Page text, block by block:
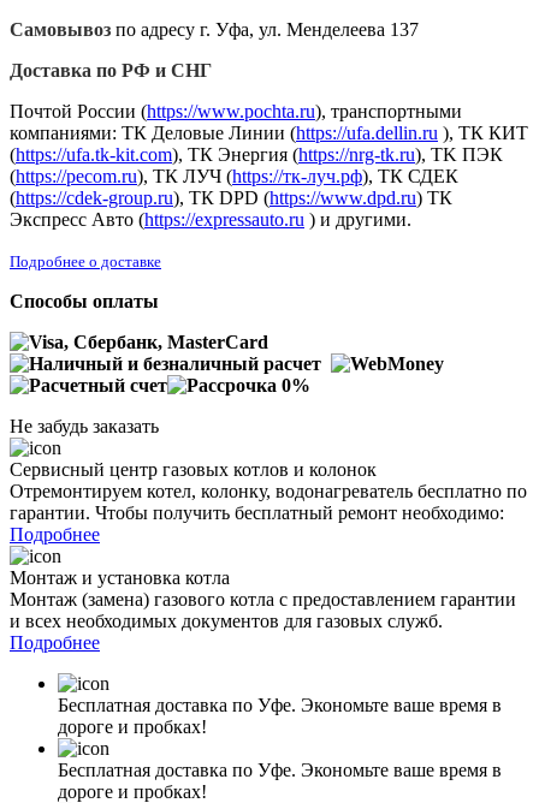
Самовывоз по адресу г. Уфа, ул. Менделеева 137
Доставка по РФ и СНГ
Почтой России (https://www.pochta.ru), транспортными
компаниями: ТК Деловые Линии (https://ufa.dellin.ru ), ТК КИТ
(https://ufa.tk-kit.com), ТК Энергия (https://nrg-tk.ru), ТK ПЭК
(https://pecom.ru), ТК ЛУЧ (https://тк-луч.рф), ТК СДЕК
(https://cdek-group.ru), ТК DPD (https://www.dpd.ru) ТК
Экспресс Авто (https://expressauto.ru ) и другими.
Подробнее о доставке
Способы оплаты
Не забудь заказать
Сервисный центр газовых котлов и колонок
Отремонтируем котел, колонку, водонагреватель бесплатно по
гарантии. Чтобы получить бесплатный ремонт необходимо:
Подробнее
Монтаж и установка котла
Монтаж (замена) газового котла с предоставлением гарантии
и всех необходимых документов для газовых служб.
Подробнее
Бесплатная доставка по Уфе. Экономьте ваше время в
дороге и пробках!
Бесплатная доставка по Уфе. Экономьте ваше время в
дороге и пробках!